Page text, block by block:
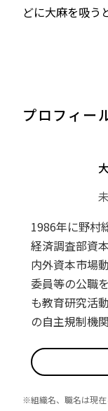
どに大麻を吸う
プロフィー
1986年に野村
経済調査部資
内外資本市場
委員等の公職
も教育研究活
の自主規制機
※組織名、職名は現在